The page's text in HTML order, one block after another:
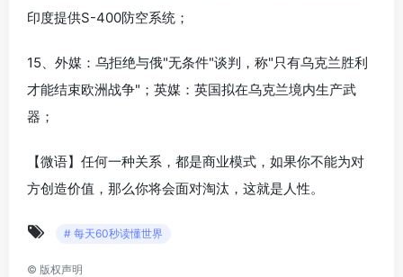
印度提供S-400防空系统；
15、外媒：乌拒绝与俄"无条件"谈判，称"只有乌克兰胜利
才能结束欧洲战争"；英媒：英国拟在乌克兰境内生产武
器；
【微语】任何一种关系，都是商业模式，如果你不能为对
方创造价值，那么你将会面对淘汰，这就是人性。
# 每天60秒读懂世界
© 版权声明